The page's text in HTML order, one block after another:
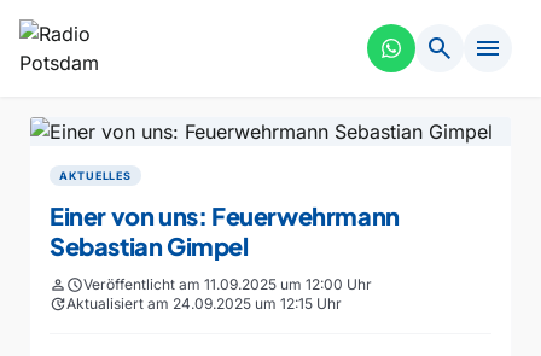
search menu
AKTUELLES
Einer von uns: Feuerwehrmann
Sebastian Gimpel
personscheduleVeröffentlicht am 11.09.2025 um 12:00 Uhr
updateAktualisiert am 24.09.2025 um 12:15 Uhr